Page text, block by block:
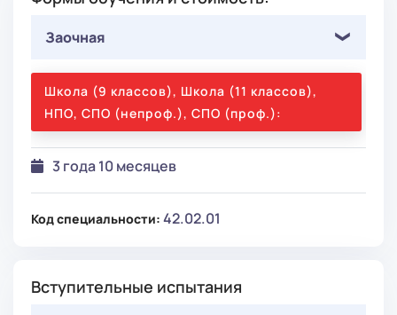
Заочная
Школа (9 классов), Школа (11 классов),
НПО, СПО (непроф.), СПО (проф.):
3 года 10 месяцев
Код специальности: 42.02.01
Вступительные испытания